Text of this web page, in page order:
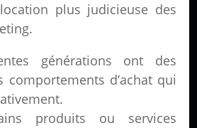
plus judicieuse des
générations ont des
comportements d’achat qui
produits ou services